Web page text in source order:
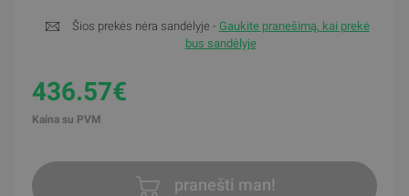
Šios prekės nėra sandėlyje - Gaukite pranešimą, kai prekė
bus sandėlyje
436.57€
Kaina su PVM
pranešti man!